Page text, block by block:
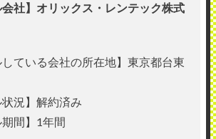
会社】オリックス・レンテック株式
している会社の所在地】東京都台東
状況】解約済み
期間】1年間